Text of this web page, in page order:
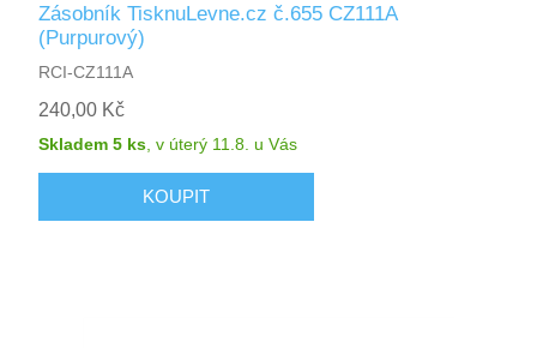
Zásobník TisknuLevne.cz č.655 CZ111A
(Purpurový)
RCI-CZ111A
240,00 Kč
Skladem 5 ks ,v úterý 11.8. u Vás